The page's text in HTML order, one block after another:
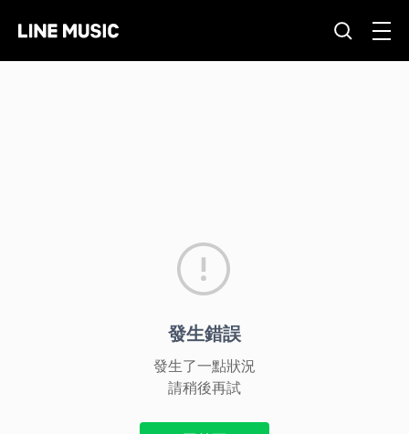
發生錯誤
發生了一點狀況
請稍後再試